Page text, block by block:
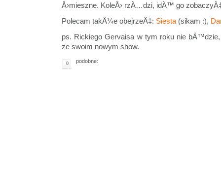
Å›mieszne. KoleÅ› rzÄ…dzi, idÄ™ go
Polecam takÅ¼e obejrzeÄ‡: Siesta (sikam :),
ps. Rickiego Gervaisa w tym roku nie
ze swoim nowym show.
0 podobne: